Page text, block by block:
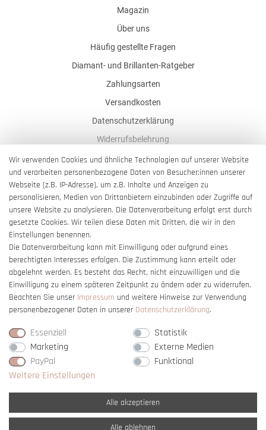
Magazin
Über uns
Häufig gestellte Fragen
Diamant- und Brillanten-Ratgeber
Zahlungsarten
Versandkosten
Datenschutzerklärung
Widerrufsbelehrung
AGB
Impressum
Barrierefreiheitserklärung
Vertrag widerrufen
Wir verwenden Cookies und ähnliche Technologien auf unserer Website
und verarbeiten personenbezogene Daten von Besucher:innen unserer
Webseite (z.B. IP-Adresse), um z.B. Inhalte und Anzeigen zu
personalisieren, Medien von Drittanbietern einzubinden oder Zugriffe auf
unsere Website zu analysieren. Die Datenverarbeitung erfolgt erst durch
gesetzte Cookies. Wir teilen diese Daten mit Dritten, die wir in den
Einstellungen benennen.
Die Datenverarbeitung kann mit Einwilligung oder aufgrund eines
berechtigten Interesses erfolgen. Die Zustimmung kann erteilt oder
abgelehnt werden. Es besteht das Recht, nicht einzuwilligen und die
Einwilligung zu einem späteren Zeitpunkt zu ändern oder zu widerrufen.
Beachten Sie unser Impressum und weitere Hinweise zur Verwendung
personenbezogener Daten in unserer Daten­schutz­erklärung.
Essenziell
Statistik
Marketing
Externe Medien
PayPal
Funktional
Weitere Einstellungen
Alle akzeptieren
Alle ablehnen